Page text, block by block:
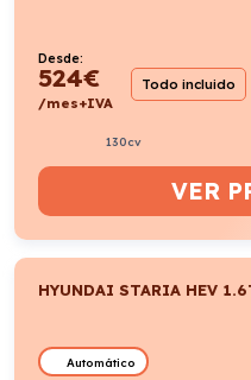
Desde:
524€
/mes+IVA
Todo incluido
130cv
VER
HYUNDAI STARIA HEV
Automático